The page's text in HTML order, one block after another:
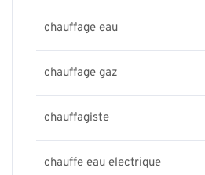
chauffage eau
chauffage gaz
chauffagiste
chauffe eau electrique